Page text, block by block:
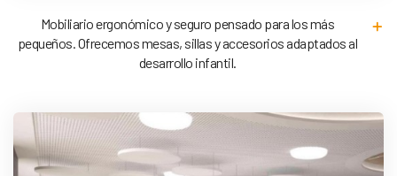
Mobiliario ergonómico y seguro pensado para los más
pequeños. Ofrecemos mesas, sillas y accesorios adaptados al
desarrollo infantil.